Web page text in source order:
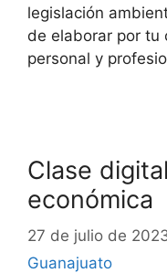
legislación
de elaborar por tu
personal y
Clase
económica
27 de julio de
Guanajuato